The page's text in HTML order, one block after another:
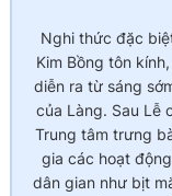
Nghi thức đặc
Kim Bồng tôn
diễn ra từ sáng
của Làng. Sau Lễ
Trung tâm trưng
gia các hoạt
dân gian như bịt